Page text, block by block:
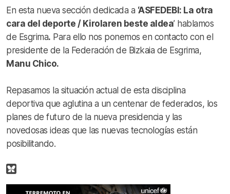
En esta nueva sección dedicada a ‘ASFEDEBI: La otra
cara del deporte / Kirolaren beste aldea’ hablamos
de Esgrima. Para ello nos ponemos en contacto con el
presidente de la Federación de Bizkaia de Esgrima,
Manu Chico.
Repasamos la situación actual de esta disciplina
deportiva que aglutina a un centenar de federados, los
planes de futuro de la nueva presidencia y las
novedosas ideas que las nuevas tecnologías están
posibilitando.